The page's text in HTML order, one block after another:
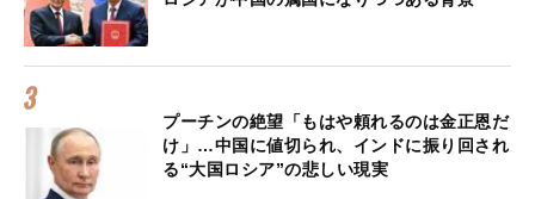
プーチンの絶望「もはや頼れるのは金正恩だ
け」…中国に値切られ、インドに振り回され
る“大国ロシア”の悲しい現実